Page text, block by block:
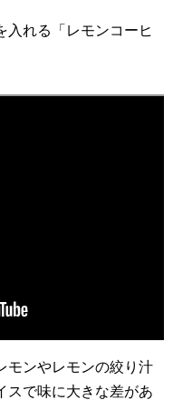
入れる「レモンコーヒ
モンやレモンの絞り汁
スで味に大きな差があ